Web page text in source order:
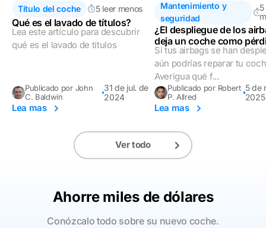
Título del coche 5 leer menos
Qué es el lavado de títulos?
Lea este artículo para descubrir
qué es el lavado de títulos
Publicado por John
C. Baldwin
31 de jul. de
2024
Lea mas
Mantenimiento y
seguridad
5
¿El despliegue de los
deja un coche como
total o se puede reparar?
Si tus airbags se han
aún podrías reparar tu
Averigua qué f...
Publicado por Robert
P. Allred
5 de
2025
Lea mas
Ver todo
Ahorre miles de dólares
Conózcalo todo sobre su nuevo coche.